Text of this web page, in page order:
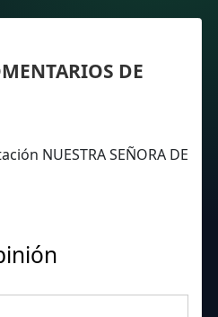
DE
NUESTRA SEÑORA DE